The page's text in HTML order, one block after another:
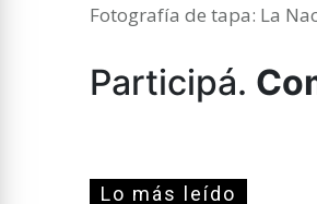
Fotografía de tapa: La
Participá.
Lo más leído